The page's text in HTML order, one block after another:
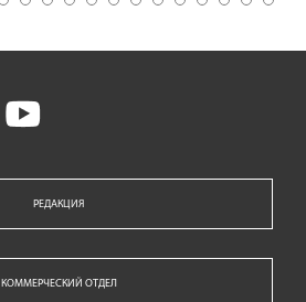
РЕДАКЦИЯ
КОММЕРЧЕСКИЙ ОТДЕЛ